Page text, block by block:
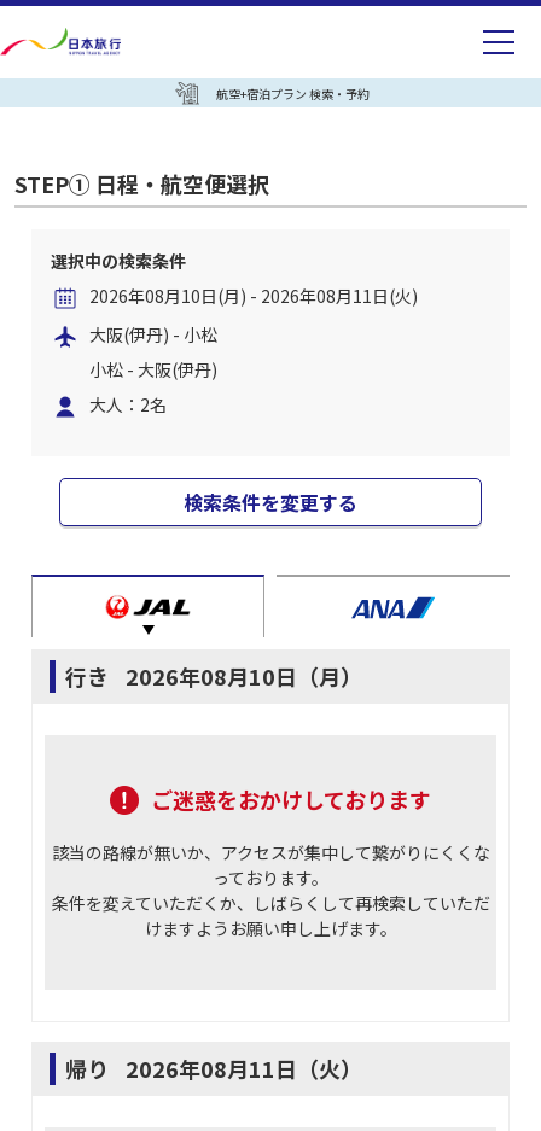
航空+宿泊プラン 検索・予約
STEP① 日程・航空便選択
選択中の検索条件
2026年08月10日(月) - 2026年08月11日(火)
大阪(伊丹) - 小松
小松 - 大阪(伊丹)
大人：2名
検索条件を変更する
行き 2026年08月10日（月）
ご迷惑をおかけしております
該当の路線が無いか、アクセスが集中して繋がりにくくな
っております。
条件を変えていただくか、しばらくして再検索していただ
けますようお願い申し上げます。
帰り 2026年08月11日（火）